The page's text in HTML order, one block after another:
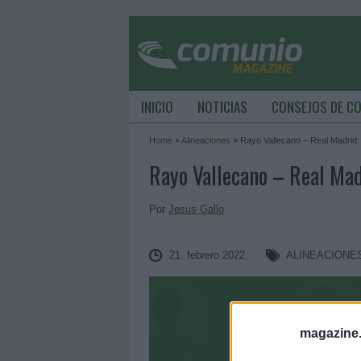
INICIO NOTICIAS CONSEJOS DE
Home »Alineaciones » Rayo Vallecano – Real
Rayo Vallecano – Real
Por Jesus Gallo
21. febrero 2022